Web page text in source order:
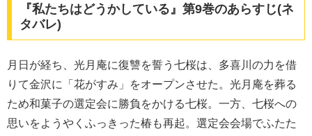
『私たちはどうかしている』第9巻のあらすじ(ネ
タバレ)
月日が経ち、光月庵に復讐を誓う七桜は、多喜川の力を借
りて金沢に「花がすみ」をオープンさせた。光月庵を葬る
ため和菓子の選定会に勝負をかける七桜。一方、七桜への
思いをようやくふっきった椿も再起。選定会会場でふたた